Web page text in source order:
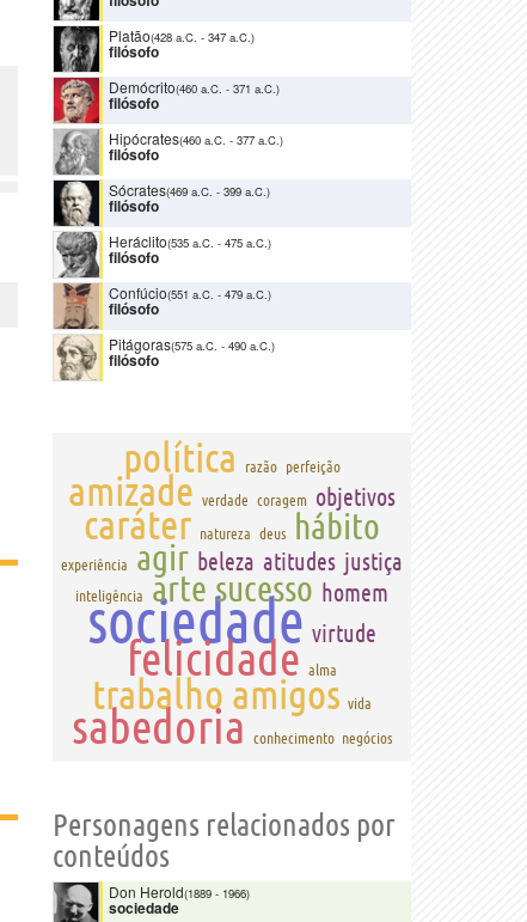
Platão(428 a.C. - 347 a.C.)
filósofo
Demócrito(460 a.C. - 371 a.C.)
filósofo
Hipócrates(460 a.C. - 377 a.C.)
filósofo
Sócrates(469 a.C. - 399 a.C.)
filósofo
Heráclito(535 a.C. - 475 a.C.)
filósofo
Confúcio(551 a.C. - 479 a.C.)
filósofo
Pitágoras(575 a.C. - 490 a.C.)
filósofo
política razão perfeição
amizade verdade coragem objetivos
caráter natureza deus hábito
experiência agir beleza atitudes justiça
inteligência arte sucesso homem
sociedade virtude
felicidade alma
trabalho amigos vida
sabedoria conhecimento negócios
Personagens relacionados por
conteúdos
Don Herold(1889 - 1966)
sociedade